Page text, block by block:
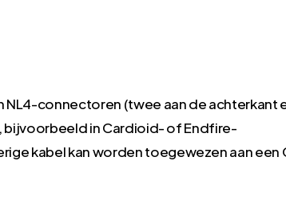
NL4-connectoren (twee aan de achterkant
bijvoorbeeld in Cardioid- of Endfire-
kabel kan worden toegewezen aan een